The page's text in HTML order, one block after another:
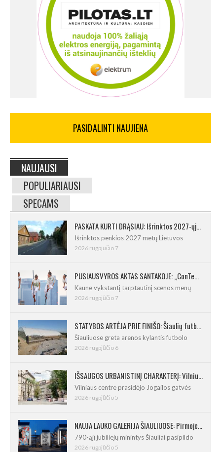
PASIDALINTI NAUJIENA
NAUJAUSI
POPULIARIAUSI
SPECAMS
PASKATA KURTI DRĄSIAU: Išrinktos 2027-ųjų Lietuvos mažosios kultūros sostinės
Išrinktos penkios 2027 metų Lietuvos
2026 rugpjūčio 7
PUSIAUSVYROS AKTAS SANTAKOJE: „ConTempo 2026“ uždarys sudėtingas pasirodymas 8 m aukštyje
Kaune vykstantį tarptautinį scenos menų
2026 rugpjūčio 7
STATYBOS ARTĖJA PRIE FINIŠO: Šiaulių futbolo ir regbio maniežas įgavo kontūrus
Šiauliuose greta arenos kylantis futbolo
2026 rugpjūčio 6
IŠSAUGOS URBANISTINĮ CHARAKTERĮ: Vilniuje pradėtas Jogailos gatvės remontas
Vilniaus centre prasidėjo Jogailos gatvės
2026 rugpjūčio 5
NAUJA LAUKO GALERIJA ŠIAULIUOSE: Pirmoje ekspozicijoje – Eduardo Juchnevičiaus kūryba
790-ąjį jubiliejų minintys Šiauliai pasipildo
2026 rugpjūčio 5